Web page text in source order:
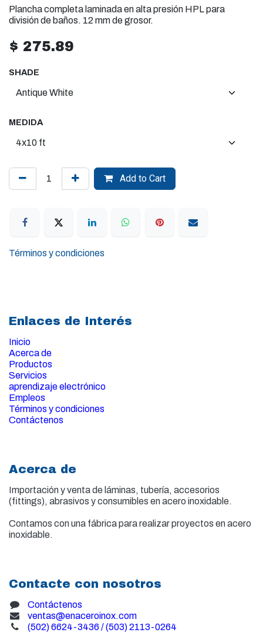
Plancha completa laminada en alta presión HPL para
división de baños. 12 mm de grosor.
$ 275.89
SHADE
MEDIDA
Add to Cart
Términos y condiciones
Enlaces de Interés
Inicio
Acerca de
Productos
Servicios
aprendizaje electrónico
Empleos
Términos y condiciones
Contáctenos
Acerca de
Importación y venta de láminas, tubería, accesorios
(fittings), abrasivos y consumibles en acero inoxidable.
Contamos con una fábrica para realizar proyectos en acero
inoxidable.
Contacte con nosotros
Contáctenos
ventas@enaceroinox.com
(502) 6624-3436 / (503) 2113-0264